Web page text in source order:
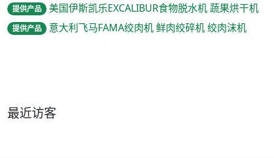
提供产品 美国伊斯凯乐EXCALIBUR食物脱水机 蔬果烘干机
提供产品 意大利飞马FAMA绞肉机 鲜肉绞碎机 绞肉沫机
最近访客